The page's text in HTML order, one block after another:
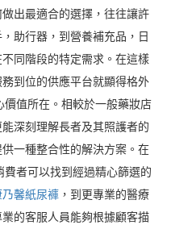
出最適合的選擇，往往讓許
助行器，到營養補充品，日
同階段的特定需求。在這樣
到位的供應平台就顯得格外
價值所在。相較於一般藥妝店
深刻理解長者及其照護者的
一種整合性的解決方案。在
費者可以找到經過精心篩選的
乃馨紙尿褲 ，到更專業的醫療
的客服人員能夠根據顧客描